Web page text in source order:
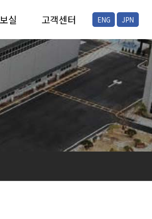
실
실
고객센터
온라인문의
ENG JPN